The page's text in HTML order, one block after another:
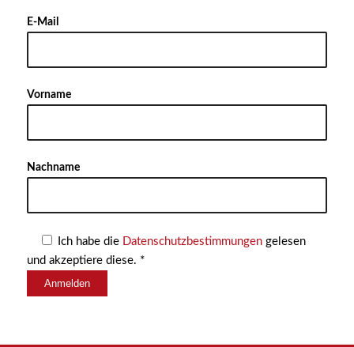
E-Mail
Vorname
Nachname
Ich habe die Datenschutzbestimmungengelesen
und akzeptiere diese. *